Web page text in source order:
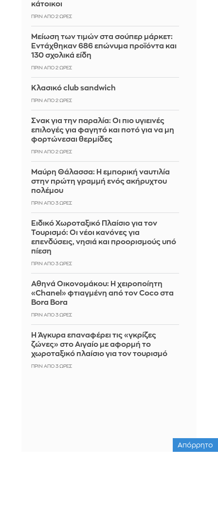
κάτοικοι
ΠΡΙΝ ΑΠΌ 2 ΏΡΕΣ
Μείωση των τιμών στα σούπερ μάρκετ:
Εντάχθηκαν 686 επώνυμα προϊόντα και
130 σχολικά είδη
ΠΡΙΝ ΑΠΌ 2 ΏΡΕΣ
Κλασικό club sandwich
ΠΡΙΝ ΑΠΌ 2 ΏΡΕΣ
Σνακ για την παραλία: Οι πιο υγιεινές
επιλογές για φαγητό και ποτό για να μη
φορτώνεσαι θερμίδες
ΠΡΙΝ ΑΠΌ 2 ΏΡΕΣ
Μαύρη Θάλασσα: Η εμπορική ναυτιλία
στην πρώτη γραμμή ενός ακήρυχτου
πολέμου
ΠΡΙΝ ΑΠΌ 3 ΏΡΕΣ
Ειδικό Χωροταξικό Πλαίσιο για τον
Τουρισμό: Οι νέοι κανόνες για
επενδύσεις, νησιά και προορισμούς υπό
πίεση
ΠΡΙΝ ΑΠΌ 3 ΏΡΕΣ
Αθηνά Οικονομάκου: Η χειροποίητη
«Chanel» φτιαγμένη από τον Coco στα
Bora Bora
ΠΡΙΝ ΑΠΌ 3 ΏΡΕΣ
Η Άγκυρα επαναφέρει τις «γκρίζες
ζώνες» στο Αιγαίο με αφορμή το
χωροταξικό πλαίσιο για τον τουρισμό
ΠΡΙΝ ΑΠΌ 3 ΏΡΕΣ
Απόρρητο